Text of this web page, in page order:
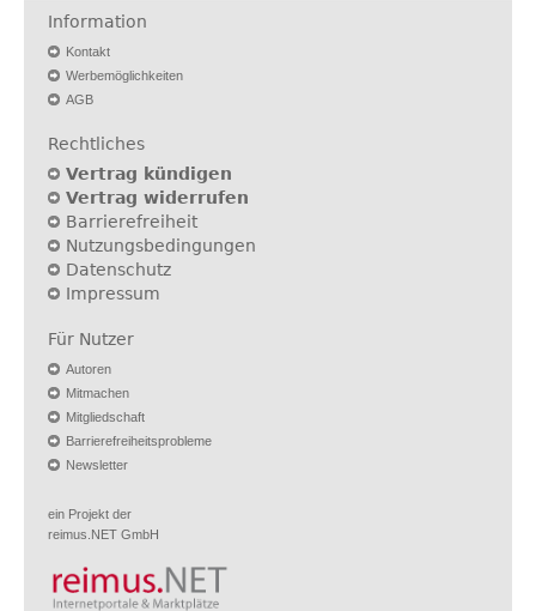
Information
Kontakt
Werbemöglichkeiten
AGB
Rechtliches
Vertrag kündigen
Vertrag widerrufen
Barrierefreiheit
Nutzungsbedingungen
Datenschutz
Impressum
Für Nutzer
Autoren
Mitmachen
Mitgliedschaft
Barrierefreiheitsprobleme
Newsletter
ein Projekt der
reimus.NET GmbH